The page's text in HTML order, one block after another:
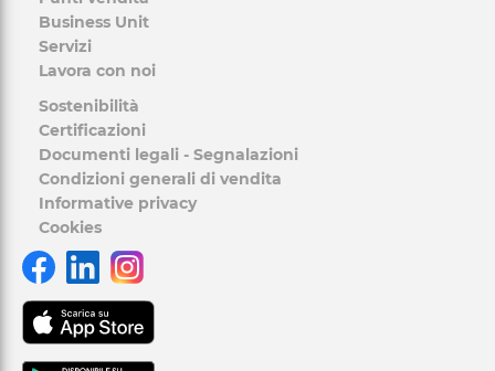
Business Unit
Servizi
Lavora con noi
Sostenibilità
Certificazioni
Documenti legali - Segnalazioni
Condizioni generali di vendita
Informative privacy
Cookies